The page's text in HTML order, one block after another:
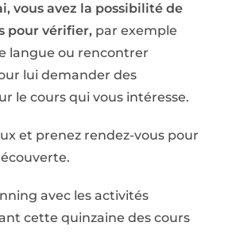
vous avez la possibilité de
pour vérifier, par exemple
langue ou rencontrer
lui demander des
le cours qui vous intéresse.
et prenez rendez-vous pour
avec les activités
cette quinzaine des cours